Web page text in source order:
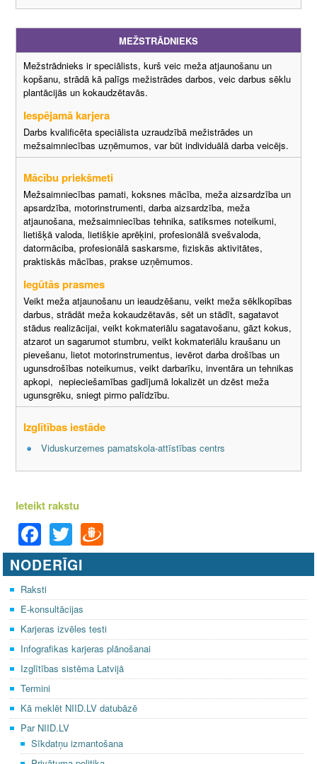
MEŽSTRĀDNIEKS
Mežstrādnieks ir speciālists, kurš veic meža atjaunošanu un
kopšanu, strādā kā palīgs mežistrādes darbos, veic darbus sēklu
plantācijās un kokaudzētavās.
Iespējamā karjera
Darbs kvalificēta speciālista uzraudzībā mežistrādes un
mežsaimniecības uzņēmumos, var būt individuālā darba veicējs.
Mācību priekšmeti
Mežsaimniecības pamati, koksnes mācība, meža aizsardzība un
apsardzība, motorinstrumenti, darba aizsardzība, meža
atjaunošana, mežsaimniecības tehnika, satiksmes noteikumi,
lietišķā valoda, lietišķie aprēķini, profesionālā svešvaloda,
datormāciba, profesionālā saskarsme, fiziskās aktivitātes,
praktiskās mācības, prakse uzņēmumos.
Iegūtās prasmes
Veikt meža atjaunošanu un ieaudzēšanu, veikt meža sēklkopības
darbus, strādāt meža kokaudzētavās, sēt un stādīt, sagatavot
stādus realizācijai, veikt kokmateriālu sagatavošanu, gāzt kokus,
atzarot un sagarumot stumbru, veikt kokmateriālu kraušanu un
pievešanu, lietot motorinstrumentus, ievērot darba drošības un
ugunsdrošības noteikumus, veikt darbarīku, inventāra un tehnikas
apkopi, nepieciešamības gadījumā lokalizēt un dzēst meža
ugunsgrēku, sniegt pirmo palīdzību.
Izglītības iestāde
Viduskurzemes pamatskola-attīstības centrs
Ieteikt rakstu
F
a
c
e
b
o
o
k
T
wi
tt
er
ra
u
gi
e
m
NODERĪGI
Raksti
E-konsultācijas
Karjeras izvēles testi
Infografikas karjeras plānošanai
Izglītības sistēma Latvijā
Termini
Kā meklēt NIID.LV datubāzē
Par NIID.LV
Sīkdatņu izmantošana